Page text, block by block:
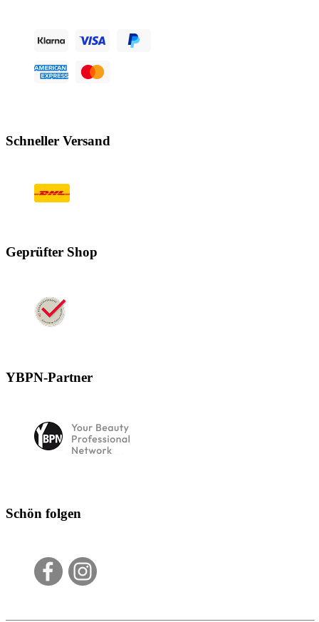
Schneller Versand
Geprüfter Shop
YBPN-Partner
Schön folgen